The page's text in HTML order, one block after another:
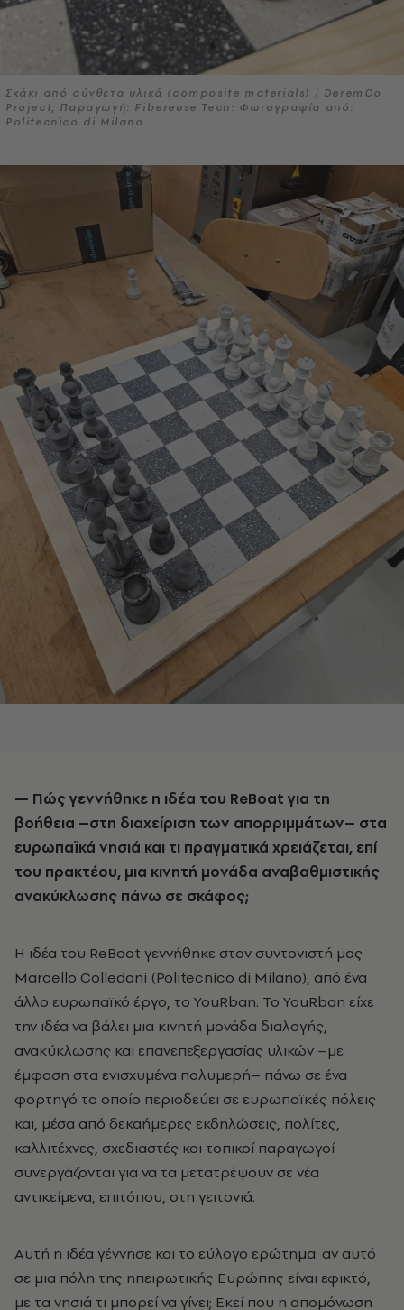
Σκάκι από σύνθετα υλικά (composite materials) | DeremCo
Project, Παραγωγή: Fibereuse Tech: Φωτογραφία από:
Politecnico di Milano
— Πώς γεννήθηκε η ιδέα του ReBoat για τη
βοήθεια –στη διαχείριση των απορριμμάτων– στα
ευρωπαϊκά νησιά και τι πραγματικά χρειάζεται, επί
του πρακτέου, μια κινητή μονάδα αναβαθμιστικής
ανακύκλωσης πάνω σε σκάφος;
Η ιδέα του ReBoat γεννήθηκε στον συντονιστή μας
Marcello Colledani (Politecnico di Milano), από ένα
άλλο ευρωπαϊκό έργο, το YouRban. Το YouRban είχε
την ιδέα να βάλει μια κινητή μονάδα διαλογής,
ανακύκλωσης και επανεπεξεργασίας υλικών –με
έμφαση στα ενισχυμένα πολυμερή– πάνω σε ένα
φορτηγό το οποίο περιοδεύει σε ευρωπαϊκές πόλεις
και, μέσα από δεκαήμερες εκδηλώσεις, πολίτες,
καλλιτέχνες, σχεδιαστές και τοπικοί παραγωγοί
συνεργάζονται για να τα μετατρέψουν σε νέα
αντικείμενα, επιτόπου, στη γειτονιά.
Αυτή η ιδέα γέννησε και το εύλογο ερώτημα: αν αυτό
σε μια πόλη της ηπειρωτικής Ευρώπης είναι εφικτό,
με τα νησιά τι μπορεί να γίνει; Εκεί που η απομόνωση